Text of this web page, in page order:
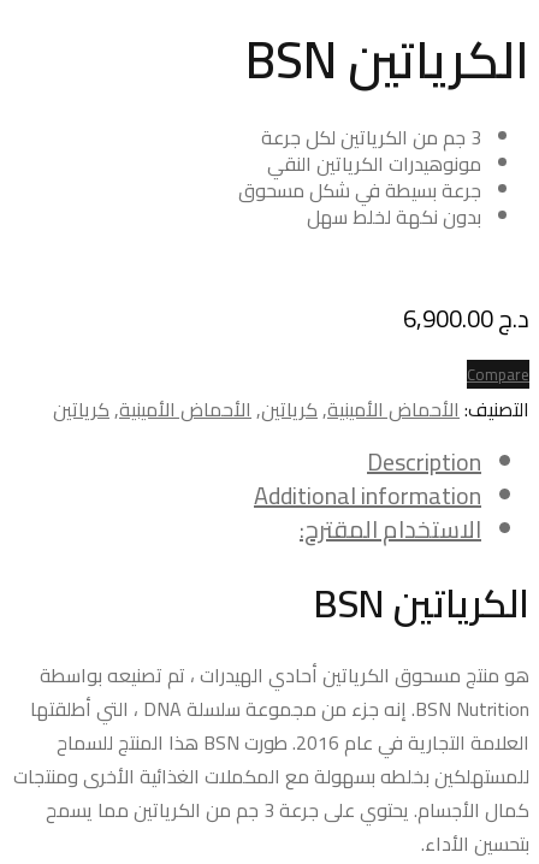
الكرياتين BSN
3 جم من الكرياتين لكل جرعة
مونوهيدرات الكرياتين النقي
جرعة بسيطة في شكل مسحوق
بدون نكهة لخلط سهل
د.ج
Compare
التصنيف:الأحماض الأمينية,كرياتين,الأحماض الأمينية,كرياتين
Description
Additional information
الاستخدام المقترح:
الكرياتين BSN
هو منتج مسحوق الكرياتين أحادي الهيدرات ، تم تصنيعه بواسطة
BSN Nutrition. إنه جزء من مجموعة سلسلة DNA ، التي أطلقتها
العلامة التجارية في عام 2016. طورت BSN هذا المنتج للسماح
للمستهلكين بخلطه بسهولة مع المكملات الغذائية الأخرى ومنتجات
كمال الأجسام. يحتوي على جرعة 3 جم من الكرياتين مما يسمح
بتحسين الأداء.